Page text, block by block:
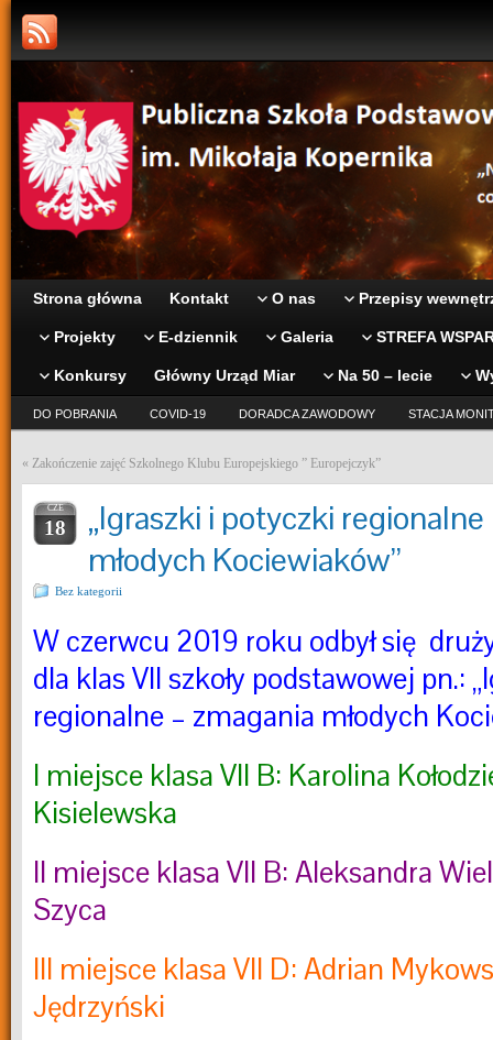
Strona główna Kontakt O nas Przepisy
Projekty E-dziennik Galeria STREFA
Konkursy Główny Urząd Miar Na 50 – lecie
DO POBRANIA COVID-19 DORADCA ZAWODOWY STACJA
« Zakończenie zajęć Szkolnego Klubu Europejskiego ” Europejczyk”
CZE
18
„Igraszki i potyczki
młodych Kociewiaków”
Bez kategorii
W czerwcu 2019 roku odbył się
dla klas VII szkoły podstawowej pn.:
regionalne – zmagania młodych
I miejsce klasa VII B: Karolina
Kisielewska
II miejsce klasa VII B: Aleksandra
Szyca
III miejsce klasa VII D: Adrian
Jędrzyński